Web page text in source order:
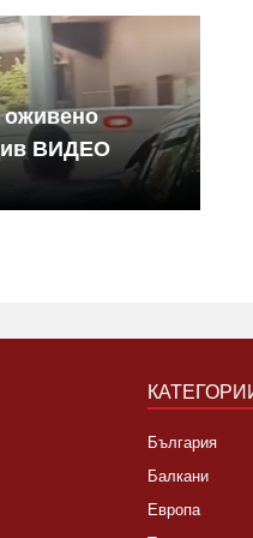
ВИДЕО
България
Балкани
Европа